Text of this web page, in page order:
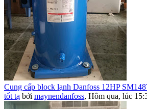
Cung cấp block lạnh Danfoss 12HP
tốt tạ bởi maynendanfoss, Hôm qua, lúc